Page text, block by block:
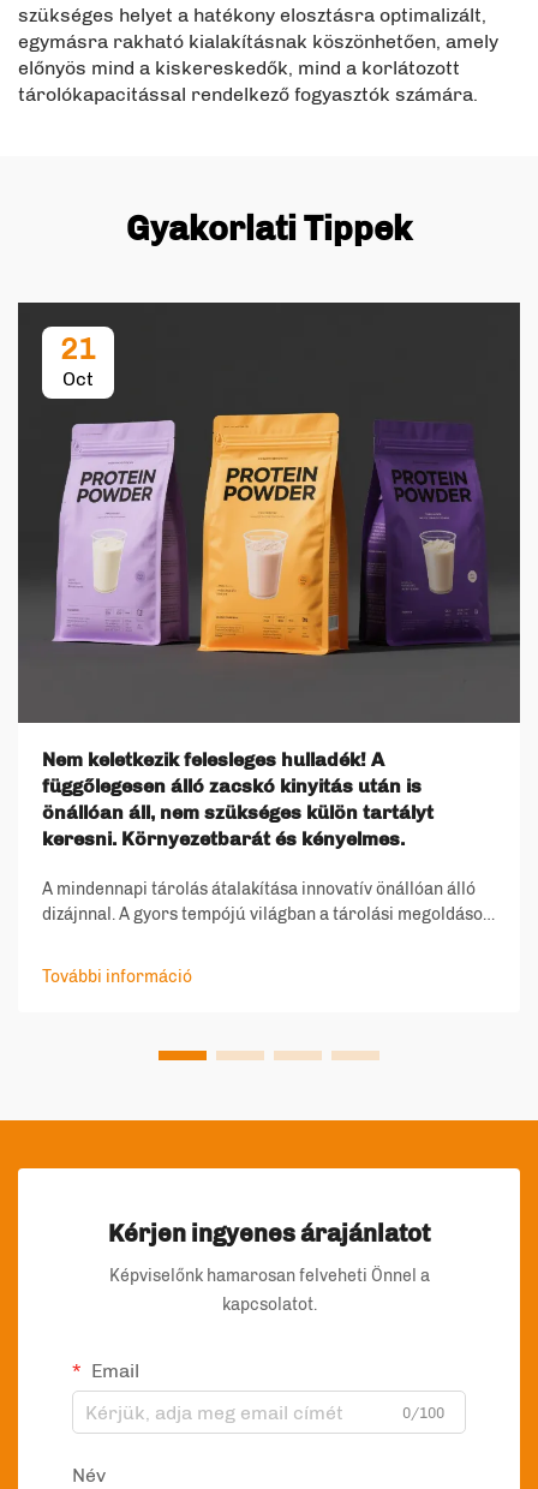
szükséges helyet a hatékony elosztásra optimalizált,
egymásra rakható kialakításnak köszönhetően, amely
előnyös mind a kiskereskedők, mind a korlátozott
tárolókapacitással rendelkező fogyasztók számára.
Gyakorlati Tippek
21
Oct
Nem keletkezik felesleges hulladék! A
függőlegesen álló zacskó kinyitás után is
önállóan áll, nem szükséges külön tartályt
keresni. Környezetbarát és kényelmes.
A mindennapi tárolás átalakítása innovatív önállóan álló
dizájnnal. A gyors tempójú világban a tárolási megoldások
zacskók bevezetésével. Ezek az innovatív tartályok
További információ
Kérjen ingyenes árajánlatot
Képviselőnk hamarosan felveheti Önnel a
kapcsolatot.
Email
0/100
Név